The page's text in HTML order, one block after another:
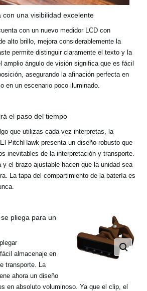
con una visibilidad excelente
con un nuevo medidor LCD con
alto brillo, mejora considerablemente la
permite distinguir claramente el texto y la
amplio ángulo de visión significa que es fácil
asegurando la afinación perfecta en
en un escenario poco iluminado.
el paso del tiempo
que utilizas cada vez interpretas, la
PitchHawk presenta un diseño robusto que
inevitables de la interpretación y transporte.
y el brazo ajustable hacen que la unidad sea
La tapa del compartimiento de la batería es
pliega para un
almacenaje en
transporte. La
ahora un diseño
en absoluto voluminoso. Ya que el clip, el